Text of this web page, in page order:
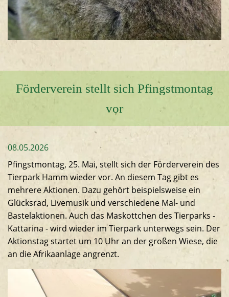
Förderverein stellt sich Pfingstmontag
vor
08.05.2026
Pfingstmontag, 25. Mai, stellt sich der Förderverein des
Tierpark Hamm wieder vor. An diesem Tag gibt es
mehrere Aktionen. Dazu gehört beispielsweise ein
Glücksrad, Livemusik und verschiedene Mal- und
Bastelaktionen. Auch das Maskottchen des Tierparks -
Kattarina - wird wieder im Tierpark unterwegs sein. Der
Aktionstag startet um 10 Uhr an der großen Wiese, die
an die Afrikaanlage angrenzt.